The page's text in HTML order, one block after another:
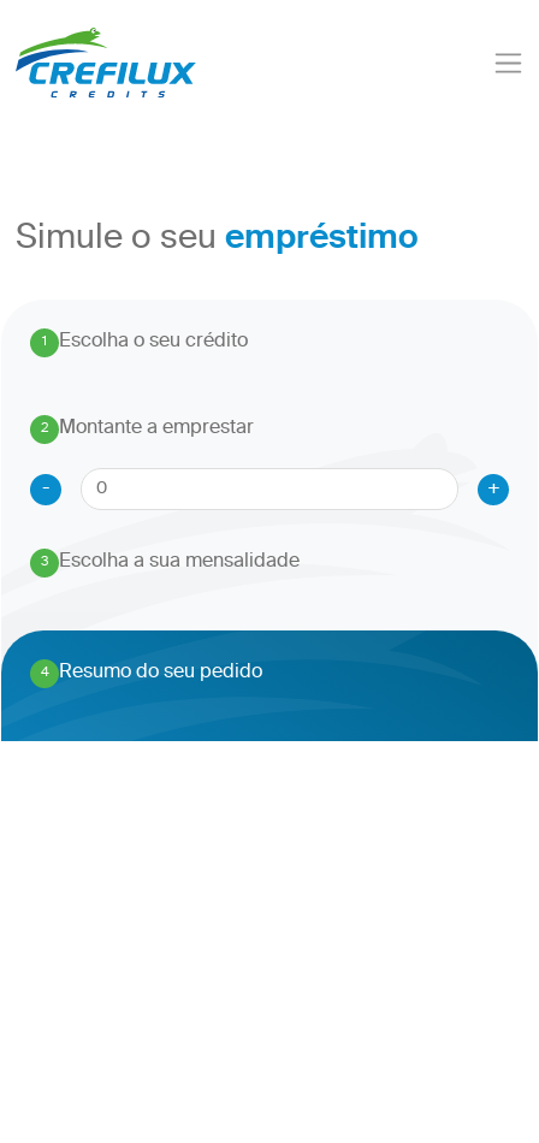
Simule o seuempréstimo
1. Escolha o seu crédito
2
.
Montante a emprestar
-
+
3
. Escolha a sua mensalidade
4
. Resumo do seu pedido